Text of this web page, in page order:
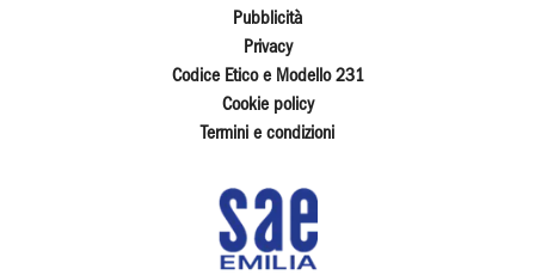
Pubblicità
Privacy
Codice Etico e Modello 231
Cookie policy
Termini e condizioni